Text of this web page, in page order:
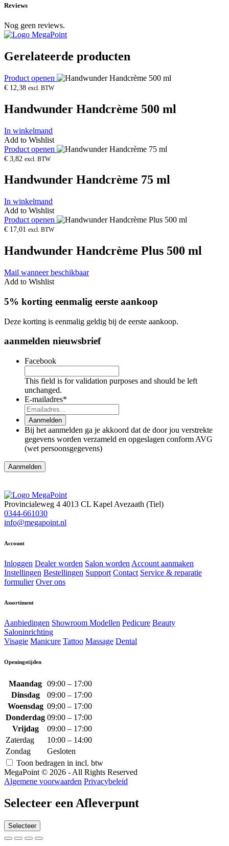
Reviews
Nog geen reviews.
Gerelateerde producten
Product openen
€ 12,38 excl. BTW
Handwunder Handcrème 500 ml
In winkelmand
Add to Wishlist
Product openen
€ 3,82 excl. BTW
Handwunder Handcrème 75 ml
In winkelmand
Add to Wishlist
Product openen
€ 17,01 excl. BTW
Handwunder Handcrème Plus 500 ml
Mail wanneer beschikbaar
Add to Wishlist
5% korting eenmalig eerste aankoop
Deze korting is eenmalig geldig bij de eerste aankoop.
aanmelden nieuwsbrief
Facebook
This field is for validation purposes and should be left
unchanged.
E-mailadres*
Aanmelden
Bij het aanmelden ga je akkoord dat de door jou verstrekte
gegevens worden verzameld en opgeslagen conform AVG
(wet persoonsgegevens)
Aanmelden
Provincialeweg 4 4013 CL Kapel Avezaath (Tiel)
0344-661030
info@megapoint.nl
Account
Inloggen Dealer worden Salon worden Account aanmaken
Instellingen Bestellingen Support Contact Service & reparatie
formulier Over ons
Assortiment
Aanbiedingen Showroom Modellen Pedicure Beauty
Saloninrichting
Visagie Manicure Tattoo Massage Dental
Openingstijden
Maandag 09:00 – 17:00
Dinsdag
09:00 – 17:00
Woensdag 09:00 – 17:00
Donderdag 09:00 – 17:00
Vrijdag
09:00 – 17:00
Zaterdag
10:00 – 14:00
Zondag
Gesloten
Toon bedragen in incl. btw
MegaPoint © 2026 - All Rights Reserved
Algemene voorwaarden Privacybeleid
Selecteer een Afleverpunt
Selecteer